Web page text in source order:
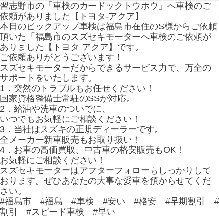
習志野市の「車検のカードックトウホウ」へ車検のご
依頼がありました【トヨタ-アクア】
本日のピックアップ車検は福島市在住のS様からご依頼
頂いた「福島市のスズセキモーターへ車検のご依頼が
ありました【トヨタ-アクア】です。
ご依頼ありがとうございます！
スズセキモーターだからできるサービス力で、万全の
サポートをいたします。
1．突然のトラブルもお任せください！
国家資格整備士常駐のSSが対応。
2．給油や洗車のついでに、
いつでもお気軽にご相談ください！
3．当社はスズキの正規ディーラーです。
全メーカー新車販売もお取り扱い！
4．お車の高価買取、中古車の格安販売もOK！
お気軽にご相談ください！
スズセキモーターはアフターフォローもしっかりして
おります。ぜひあなたの大事な愛車を預からせてくだ
さい。
#福島市 #福島 #車検 #安い #格安 #早期割引 #
割引 #スピード車検 #早い